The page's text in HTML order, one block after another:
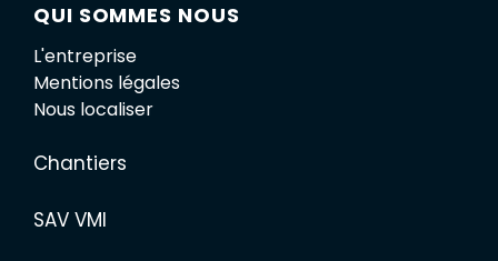
QUI SOMMES NOUS
L'entreprise
Mentions légales
Nous localiser
Chantiers
SAV VMI